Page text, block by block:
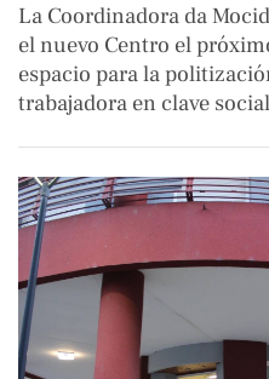
La Coordinadora da
el nuevo Centro el
espacio para la
trabajadora en clave